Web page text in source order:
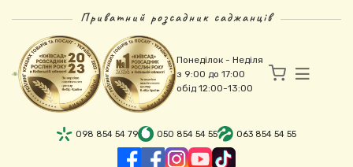
Приватний розсадник саджанців
Понеділок - Неділя
з 9:00 до 17:00
обід 12:00-13:00
098 854 54 79 050 854 54 55 063 854 54 55